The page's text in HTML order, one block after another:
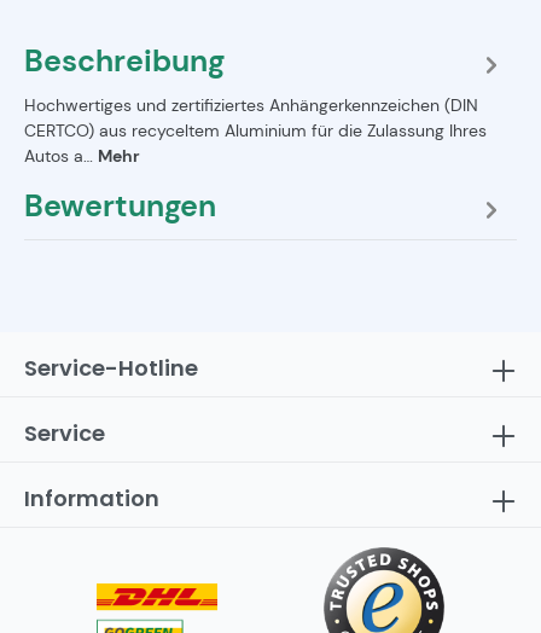
Beschreibung
Hochwertiges und zertifiziertes Anhängerkennzeichen (DIN
CERTCO) aus recyceltem Aluminium für die Zulassung Ihres
Autos a… Mehr
Bewertungen
Service-Hotline
Service
Information